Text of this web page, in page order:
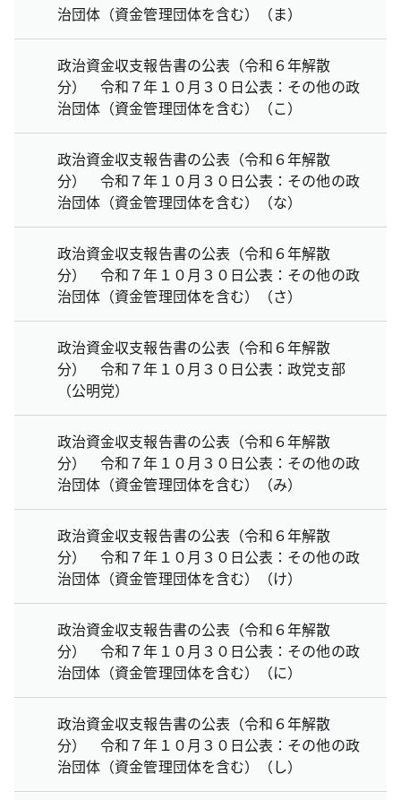
治団体（資金管理団体を含む）（ま）
政治資金収支報告書の公表（令和６年解散
分） 令和７年１０月３０日公表：その他の政
治団体（資金管理団体を含む）（こ）
政治資金収支報告書の公表（令和６年解散
分） 令和７年１０月３０日公表：その他の政
治団体（資金管理団体を含む）（な）
政治資金収支報告書の公表（令和６年解散
分） 令和７年１０月３０日公表：その他の政
治団体（資金管理団体を含む）（さ）
政治資金収支報告書の公表（令和６年解散
分） 令和７年１０月３０日公表：政党支部
（公明党）
政治資金収支報告書の公表（令和６年解散
分） 令和７年１０月３０日公表：その他の政
治団体（資金管理団体を含む）（み）
政治資金収支報告書の公表（令和６年解散
分） 令和７年１０月３０日公表：その他の政
治団体（資金管理団体を含む）（け）
政治資金収支報告書の公表（令和６年解散
分） 令和７年１０月３０日公表：その他の政
治団体（資金管理団体を含む）（に）
政治資金収支報告書の公表（令和６年解散
分） 令和７年１０月３０日公表：その他の政
治団体（資金管理団体を含む）（し）